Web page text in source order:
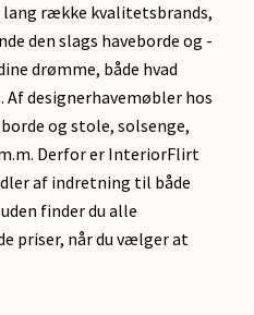
række kvalitetsbrands,
den slags haveborde og -
drømme, både hvad
designerhavemøbler hos
og stole, solsenge,
Derfor er InteriorFlirt
af indretning til både
finder du alle
priser, når du vælger at